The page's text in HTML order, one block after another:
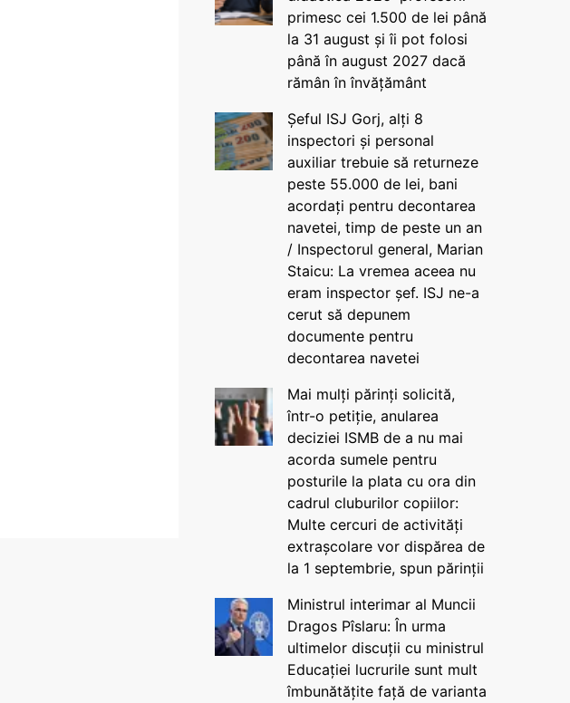
primesc cei 1.500 de lei până
la 31 august și îi pot folosi
până în august 2027 dacă
rămân în învățământ
Șeful ISJ Gorj, alți 8
inspectori și personal
auxiliar trebuie să returneze
peste 55.000 de lei, bani
acordați pentru decontarea
navetei, timp de peste un an
/ Inspectorul general, Marian
Staicu: La vremea aceea nu
eram inspector șef. ISJ ne-a
cerut să depunem
documente pentru
decontarea navetei
Mai mulți părinți solicită,
într-o petiție, anularea
deciziei ISMB de a nu mai
acorda sumele pentru
posturile la plata cu ora din
cadrul cluburilor copiilor:
Multe cercuri de activități
extrașcolare vor dispărea de
la 1 septembrie, spun părinții
Ministrul interimar al Muncii
Dragos Pîslaru: În urma
ultimelor discuții cu ministrul
Educației lucrurile sunt mult
îmbunătățite față de varianta